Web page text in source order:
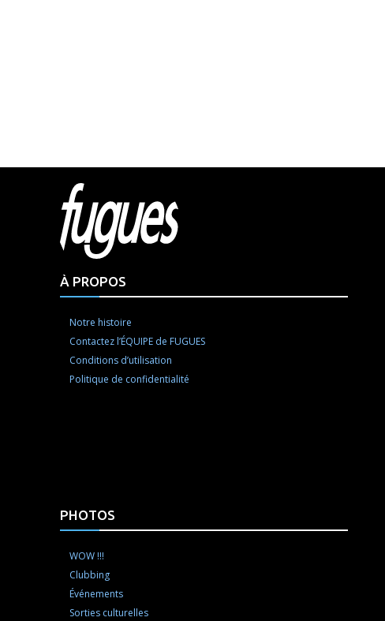
À PROPOS
Notre histoire
Contactez l’ÉQUIPE de FUGUES
Conditions d’utilisation
Politique de confidentialité
PHOTOS
WOW !!!
Clubbing
Événements
Sorties culturelles